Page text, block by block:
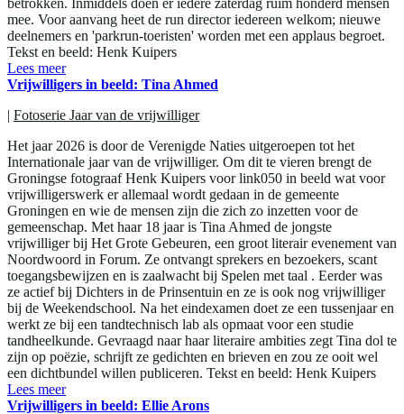
mee. Voor aanvang heet de run director iedereen welkom; nieuwe
deelnemers en 'parkrun-toeristen' worden met een applaus begroet.
Tekst en beeld: Henk Kuipers
Lees meer
Vrijwilligers in beeld: Tina Ahmed
| Fotoserie Jaar van de vrijwilliger
Het jaar 2026 is door de Verenigde Naties uitgeroepen tot het
Internationale jaar van de vrijwilliger. Om dit te vieren brengt de
Groningse fotograaf Henk Kuipers voor link050 in beeld wat voor
vrijwilligerswerk er allemaal wordt gedaan in de gemeente
Groningen en wie de mensen zijn die zich zo inzetten voor de
gemeenschap. Met haar 18 jaar is Tina Ahmed de jongste
vrijwilliger bij Het Grote Gebeuren, een groot literair evenement van
Noordwoord in Forum. Ze ontvangt sprekers en bezoekers, scant
toegangsbewijzen en is zaalwacht bij Spelen met taal . Eerder was
ze actief bij Dichters in de Prinsentuin en ze is ook nog vrijwilliger
bij de Weekendschool. Na het eindexamen doet ze een tussenjaar en
werkt ze bij een tandtechnisch lab als opmaat voor een studie
tandheelkunde. Gevraagd naar haar literaire ambities zegt Tina dol te
zijn op poëzie, schrijft ze gedichten en brieven en zou ze ooit wel
een dichtbundel willen publiceren. Tekst en beeld: Henk Kuipers
Lees meer
Vrijwilligers in beeld: Ellie Arons